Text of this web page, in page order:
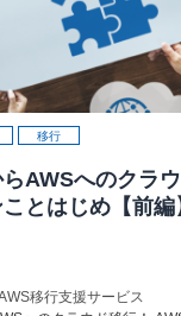
移行
AWSへのクラ
とはじめ【前編
移行支援サービス